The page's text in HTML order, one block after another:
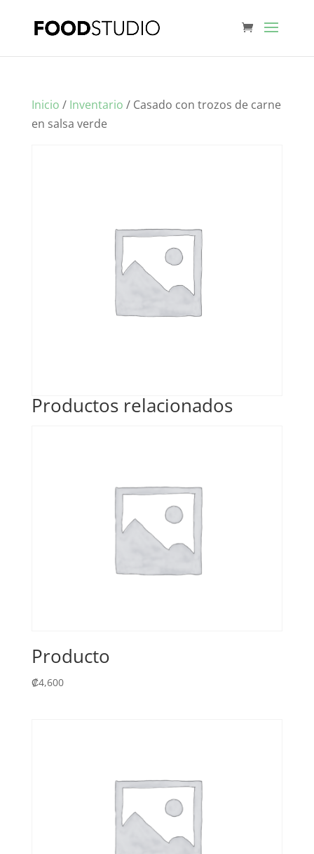
Inicio / Inventario / Casado con trozos de carne
en salsa verde
Productos relacionados
Producto
₡4,600